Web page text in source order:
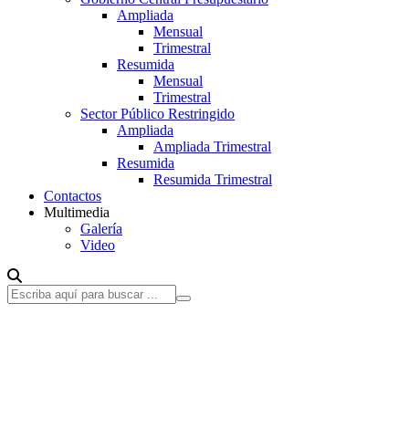
Ampliada
Mensual
Trimestral
Resumida
Mensual
Trimestral
Sector Público Restringido
Ampliada
Ampliada Trimestral
Resumida
Resumida Trimestral
Contactos
Multimedia
Galería
Video